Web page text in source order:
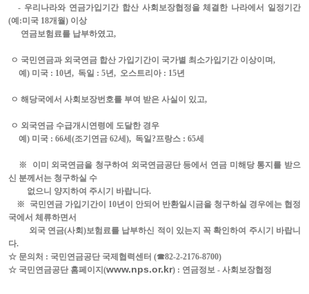
- 우리나라와 연금가입기간 합산 사회보장협정을 체결한 나라에서 일정기간
(예 :미국 18개월) 이상
연금보험료를 납부하였고,
ㅇ 국민연금과 외국연금 합산 가입기간이 국가별 최소가입기간 이상이며,
예 ) 미국 : 10년, 독일 : 5년, 오스트리아 : 15년
ㅇ 해당국에서 사회보장번호를 부여 받은 사실이 있고,
ㅇ 외국연금 수급개시연령에 도달한 경우
예 ) 미국 : 66세 (조기연금 62세 ), 독일?프랑스 : 65세
※
이미 외국연금을 청구하여 외국연금공단 등에서 연금 미해당 통지를 받으
신 분께서는 청구하실 수
없으니 양지하여 주시기 바랍니다.
※
국민연금 가입기간이 10년이 안되어 반환일시금을 청구하실 경우에는 협정
국에서 체류하면서
외국 연금(사회 )보험료를 납부하신 적이 있는지 꼭 확인하여 주시기 바랍니
다.
☆ 문의처 : 국민연금공단 국제협력센터 (☎82-2-2176-8700)
☆ 국민연금공단 홈페이지 (www.nps.or.kr) : 연금정보 - 사회보장협정